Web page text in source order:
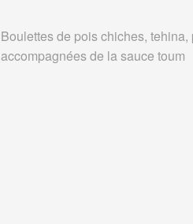
Boulettes de pois chiches, tehina,
accompagnées de la sauce toum